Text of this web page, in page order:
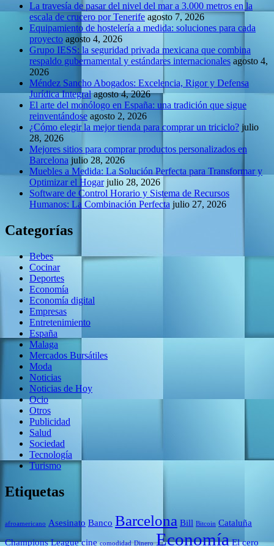
La travesía de pasar del nivel del mar a 3.000 metros en la
escala de crucero por Tenerife agosto 7, 2026
Equipamiento de hostelería a medida: soluciones para cada
proyecto agosto 4, 2026
Grupo IESS: la seguridad privada mexicana que combina
respaldo gubernamental y estándares internacionales agosto 4,
2026
Méndez Sancho Abogados: Excelencia, Rigor y Defensa
Jurídica Integral agosto 4, 2026
El arte del monólogo en España: una tradición que sigue
reinventándose agosto 2, 2026
¿Cómo elegir la mejor tienda para comprar un triciclo? julio
28, 2026
Mejores sitios para comprar productos personalizados en
Barcelona julio 28, 2026
Muebles a Medida: La Solución Perfecta para Transformar y
Optimizar el Hogar julio 28, 2026
Software de Control Horario y Sistema de Recursos
Humanos: La Combinación Perfecta julio 27, 2026
Categorías
Bebes
Cocinar
Deportes
Economía
Economía digital
Empresas
Entretenimiento
España
Malaga
Mercados Bursátiles
Moda
Noticias
Noticias de Hoy
Ocio
Otros
Publicidad
Salud
Sociedad
Tecnología
Turismo
Etiquetas
afroamericano Asesinato Banco Barcelona Bill Bitcoin Cataluña
Champions League cine comodidad Dinero Economía El cero